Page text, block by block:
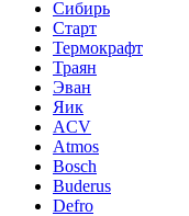
Сибирь
Старт
Термокрафт
Траян
Эван
Яик
ACV
Atmos
Bosch
Buderus
Defro